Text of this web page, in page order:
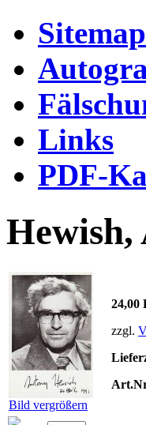
Sitemap
Links
PDF-
Hewish,
Bild vergrößern
24,00
zzgl.